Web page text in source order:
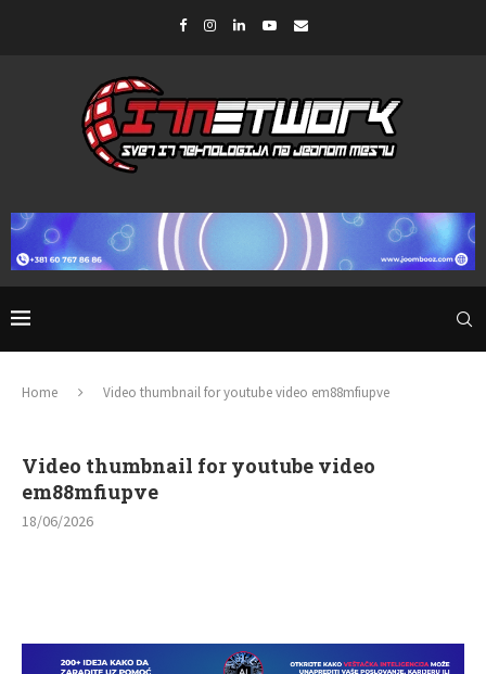
Home Video thumbnail for youtube video em88mfiupve
Video thumbnail for youtube video
em88mfiupve
18/06/2026